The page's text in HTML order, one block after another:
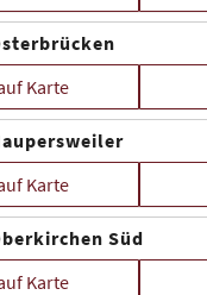
Karte
Karte
Süd
Karte